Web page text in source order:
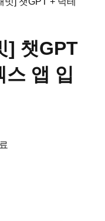
] 챗GPT
스 앱 입